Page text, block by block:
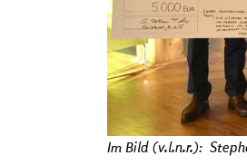
Im Bild (v.l.n.r.):